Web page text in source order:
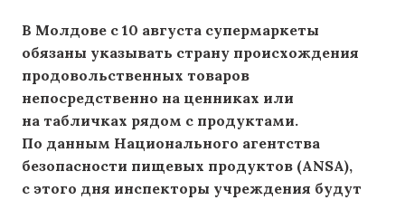
В Молдове с 10 августа супермаркеты
обязаны указывать страну происхождения
продовольственных товаров
непосредственно на ценниках или
на табличках рядом с продуктами.
По данным Национального агентства
безопасности пищевых продуктов (ANSA),
с этого дня инспекторы учреждения будут